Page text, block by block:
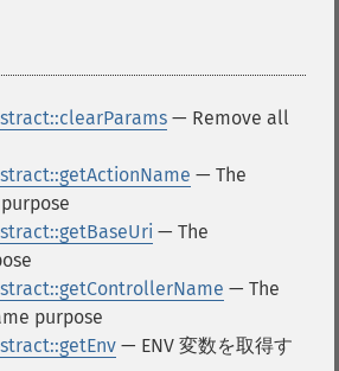
— Remove all
— The
— The
— The
purpose
— ENV 変数を取得す